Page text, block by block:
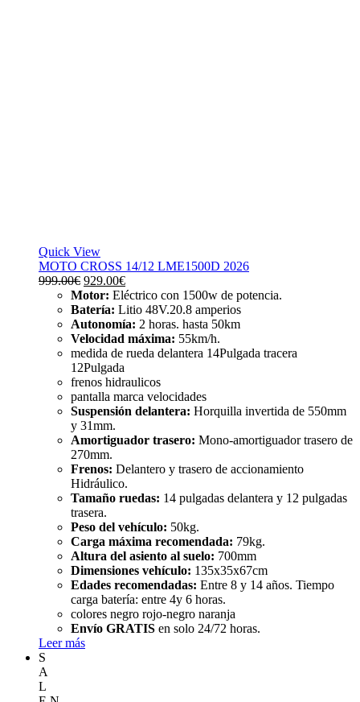
Quick View
MOTO CROSS 14/12 LME1500D 2026
999.00€ El
precio
original
era:
999.00€.
929.00€El
precio
actual
es:
929.00€.
Motor: Eléctrico con 1500w de potencia.
Batería: Litio 48V.20.8 amperios
Autonomía: 2 horas. hasta 50km
Velocidad máxima: 55km/h.
medida de rueda delantera 14Pulgada tracera
12Pulgada
frenos hidraulicos
pantalla marca velocidades
Suspensión delantera: Horquilla invertida de 550mm
y 31mm.
Amortiguador trasero: Mono-amortiguador trasero de
270mm.
Frenos: Delantero y trasero de accionamiento
Hidráulico.
Tamaño ruedas: 14 pulgadas delantera y 12 pulgadas
trasera.
Peso del vehículo: 50kg.
Carga máxima recomendada: 79kg.
Altura del asiento al suelo: 700mm
Dimensiones vehículo: 135x35x67cm
Edades recomendadas: Entre 8 y 14 años. Tiempo
carga batería: entre 4y 6 horas.
colores negro rojo-negro naranja
Envío GRATIS en solo 24/72 horas.
Leer más
S
A
L